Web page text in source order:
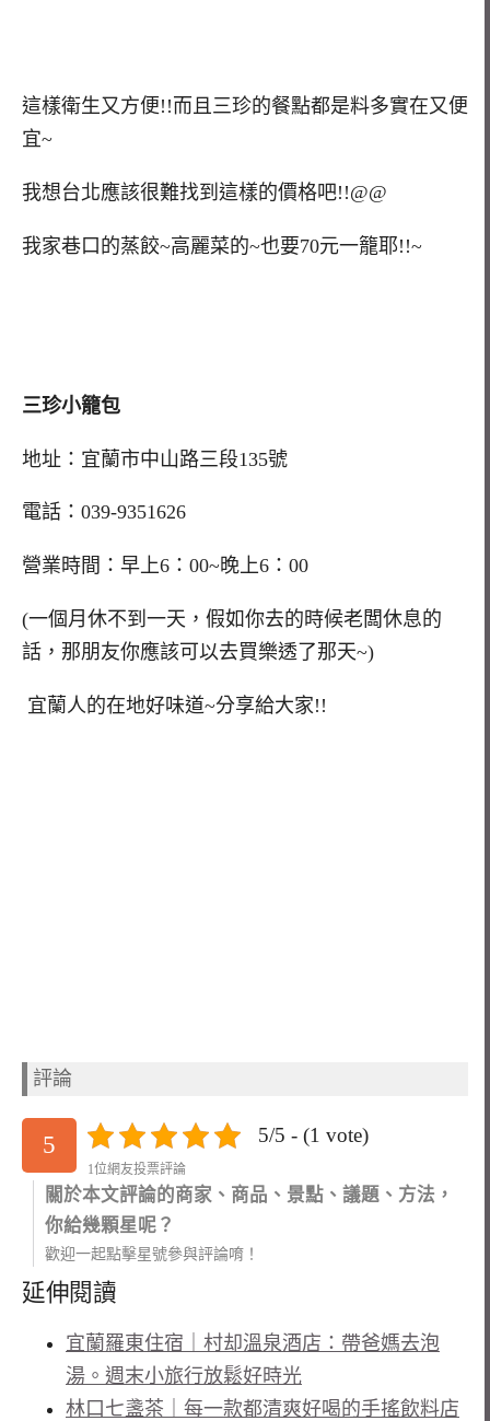
這樣衛生又方便!!而且三珍的餐點都是料多實在又便
宜~
我想台北應該很難找到這樣的價格吧!!@@
我家巷口的蒸餃~高麗菜的~也要70元一籠耶!!~
三珍小籠包
地址：宜蘭市中山路三段135號
電話：039-9351626
營業時間：早上6：00~晚上6：00
(一個月休不到一天，假如你去的時候老闆休息的
話，那朋友你應該可以去買樂透了那天~)
宜蘭人的在地好味道~分享給大家!!
評論
5 5/5 - (1 vote)
1位網友投票評論
關於本文評論的商家、商品、景點、議題、方法，
你給幾顆星呢？
歡迎一起點擊星號參與評論唷！
延伸閱讀
宜蘭羅東住宿｜村却溫泉酒店：帶爸媽去泡
湯。週末小旅行放鬆好時光
林口七盞茶｜每一款都清爽好喝的手搖飲料店